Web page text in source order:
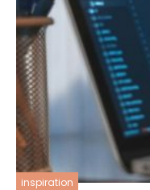
inspiration